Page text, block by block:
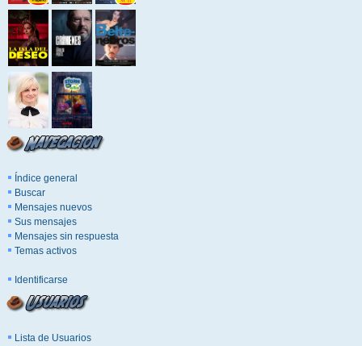
Índice general
Buscar
Mensajes nuevos
Sus mensajes
Mensajes sin respuesta
Temas activos
Identificarse
Lista de Usuarios